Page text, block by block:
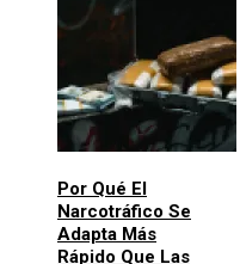
Por Qué El
Narcotráfico Se
Adapta Más
Rápido Que Las